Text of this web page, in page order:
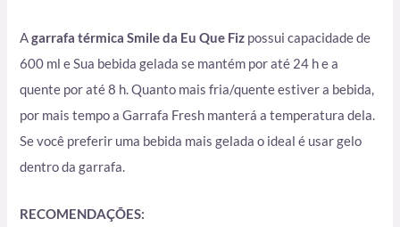
Agarrafa térmica Smile da Eu Que Fiz possui capacidade de
600 ml e Sua bebida gelada se mantém por até 24 h e a
quente por até 8 h. Quanto mais fria/quente estiver a bebida,
por mais tempo a Garrafa Fresh manterá a temperatura dela.
Se você preferir uma bebida mais gelada o ideal é usar gelo
dentro da garrafa.
RECOMENDAÇÕES: